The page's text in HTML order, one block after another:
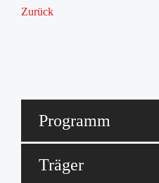
Zurück
Programm
Träger